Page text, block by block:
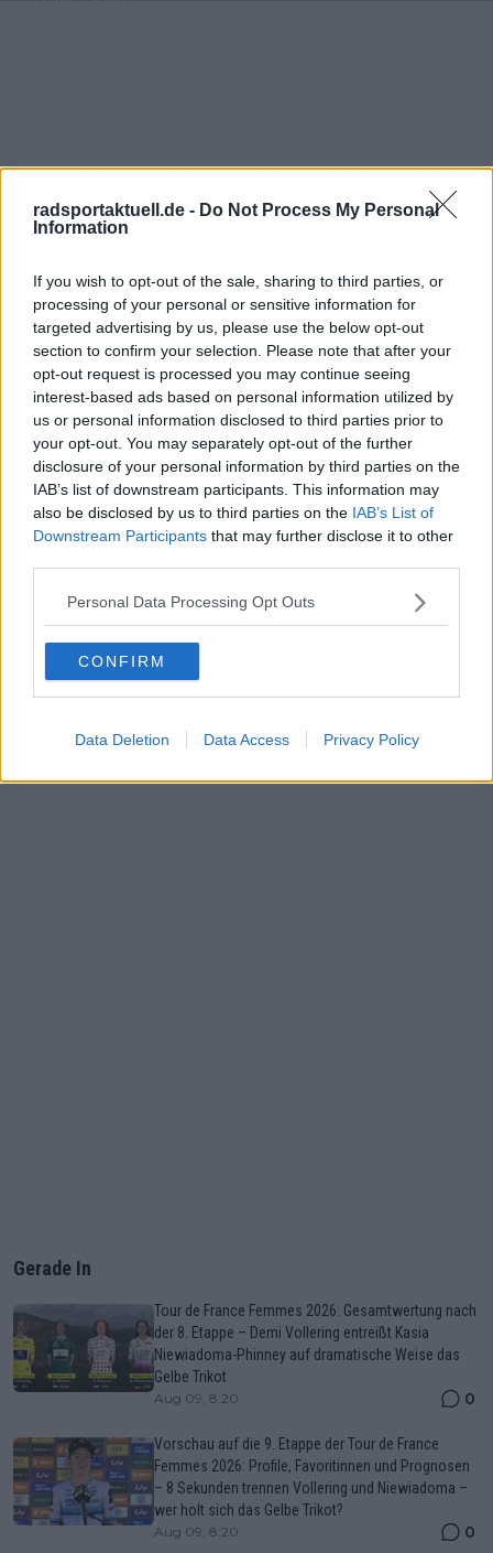
radsportaktuell.de - Do Not Process My Personal
Information
If you wish to opt-out of the sale, sharing to third parties, or
processing of your personal or sensitive information for
targeted advertising by us, please use the below opt-out
section to confirm your selection. Please note that after your
opt-out request is processed you may continue seeing
interest-based ads based on personal information utilized by
us or personal information disclosed to third parties prior to
your opt-out. You may separately opt-out of the further
disclosure of your personal information by third parties on the
IAB’s list of downstream participants. This information may
also be disclosed by us to third parties on the IAB’s List of
Downstream Participants that may further disclose it to other
Personal Data Processing Opt Outs
CONFIRM
Data Deletion Data Access Privacy Policy
Schreiben Sie einen Kommentar
SENDEN
Gerade In
Tour de France Femmes 2026: Gesamtwertung nach
der 8. Etappe – Demi Vollering entreißt Kasia
Niewiadoma-Phinney auf dramatische Weise das
Gelbe Trikot
Aug 09, 8:20 0
Vorschau auf die 9. Etappe der Tour de France
Femmes 2026: Profile, Favoritinnen und Prognosen
– 8 Sekunden trennen Vollering und Niewiadoma –
wer holt sich das Gelbe Trikot?
Aug 09, 8:20 0